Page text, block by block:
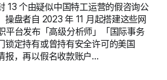
13 个由疑似中国特工运营的假咨询公
操盘者自 2023 年 11 月起搭建这些网
平台发布「高级分析师」「国际事务
锁定持有或曾持有安全许可的美国
报，再以假名收款账户…